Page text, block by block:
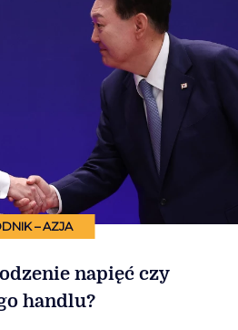
– AZJA
napięć czy
handlu?